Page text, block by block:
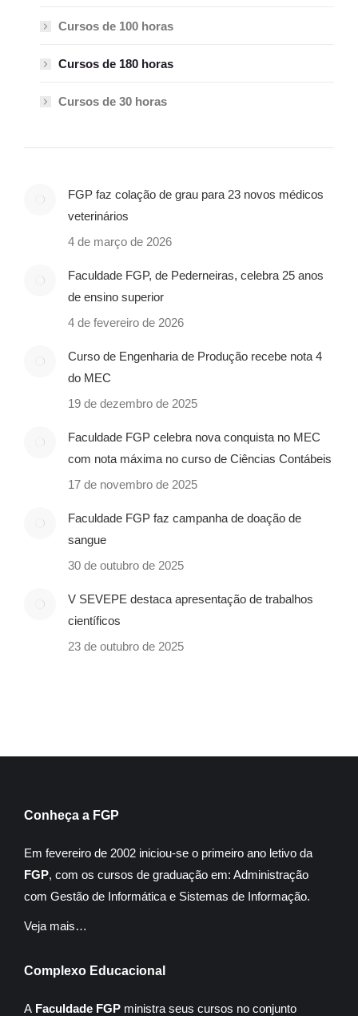
Cursos de 100 horas
Cursos de 180 horas
Cursos de 30 horas
FGP faz colação de grau para 23 novos médicos
veterinários
4 de março de 2026
Faculdade FGP, de Pederneiras, celebra 25 anos
de ensino superior
4 de fevereiro de 2026
Curso de Engenharia de Produção recebe nota 4
do MEC
19 de dezembro de 2025
Faculdade FGP celebra nova conquista no MEC
com nota máxima no curso de Ciências Contábeis
17 de novembro de 2025
Faculdade FGP faz campanha de doação de
sangue
30 de outubro de 2025
V SEVEPE destaca apresentação de trabalhos
científicos
23 de outubro de 2025
Conheça a FGP
Em fevereiro de 2002 iniciou-se o primeiro ano letivo da
FGP, com os cursos de graduação em: Administração
com Gestão de Informática e Sistemas de Informação.
Veja mais…
Complexo Educacional
A Faculdade FGP ministra seus cursos no conjunto